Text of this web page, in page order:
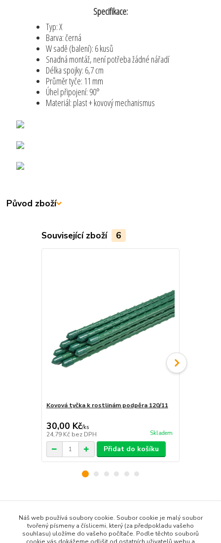
Specifikace:
Typ: X
Barva: černá
W sadě (balení): 6 kusů
Snadná montáž, není potřeba žádné nářadí
Délka spojky: 6,7 cm
Průměr tyče: 11 mm
Úhel připojení: 90°
Materiál: plast + kovový mechanismus
Původ zboží
Související zboží 6
Kovová tyčka k rostlinám podpěra 120/11
30,00 Kč/ks
24,79 Kč bez DPH Skladem
Přidat do košíku
Všechny produkty
Náš web používá soubory cookie. Soubor cookie je malý soubor
tvořený písmeny a číslicemi, který (za předpokladu vašeho
souhlasu) uložíme do vašeho počítače. Podle těchto souborů